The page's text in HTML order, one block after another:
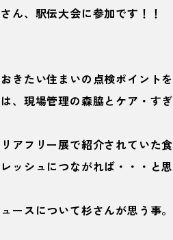
ん、駅伝大会に参加です！！
きたい住まいの点検ポイント
、現場管理の森脇とケア・す
アフリー展で紹介されていた
ッシュにつながれば・・・と
ースについて杉さんが思う事。